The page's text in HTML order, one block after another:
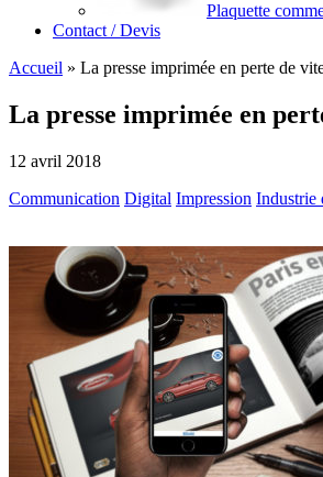
Plaquette
Contact / Devis
Accueil » La presse imprimée en perte de
La presse imprimée en
12 avril 2018
Communication Digital Impression Industrie